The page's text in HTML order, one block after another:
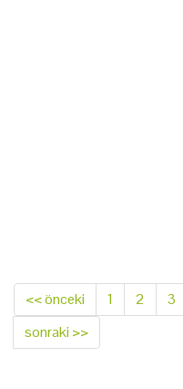
<< önceki 1 2 3
sonraki >>